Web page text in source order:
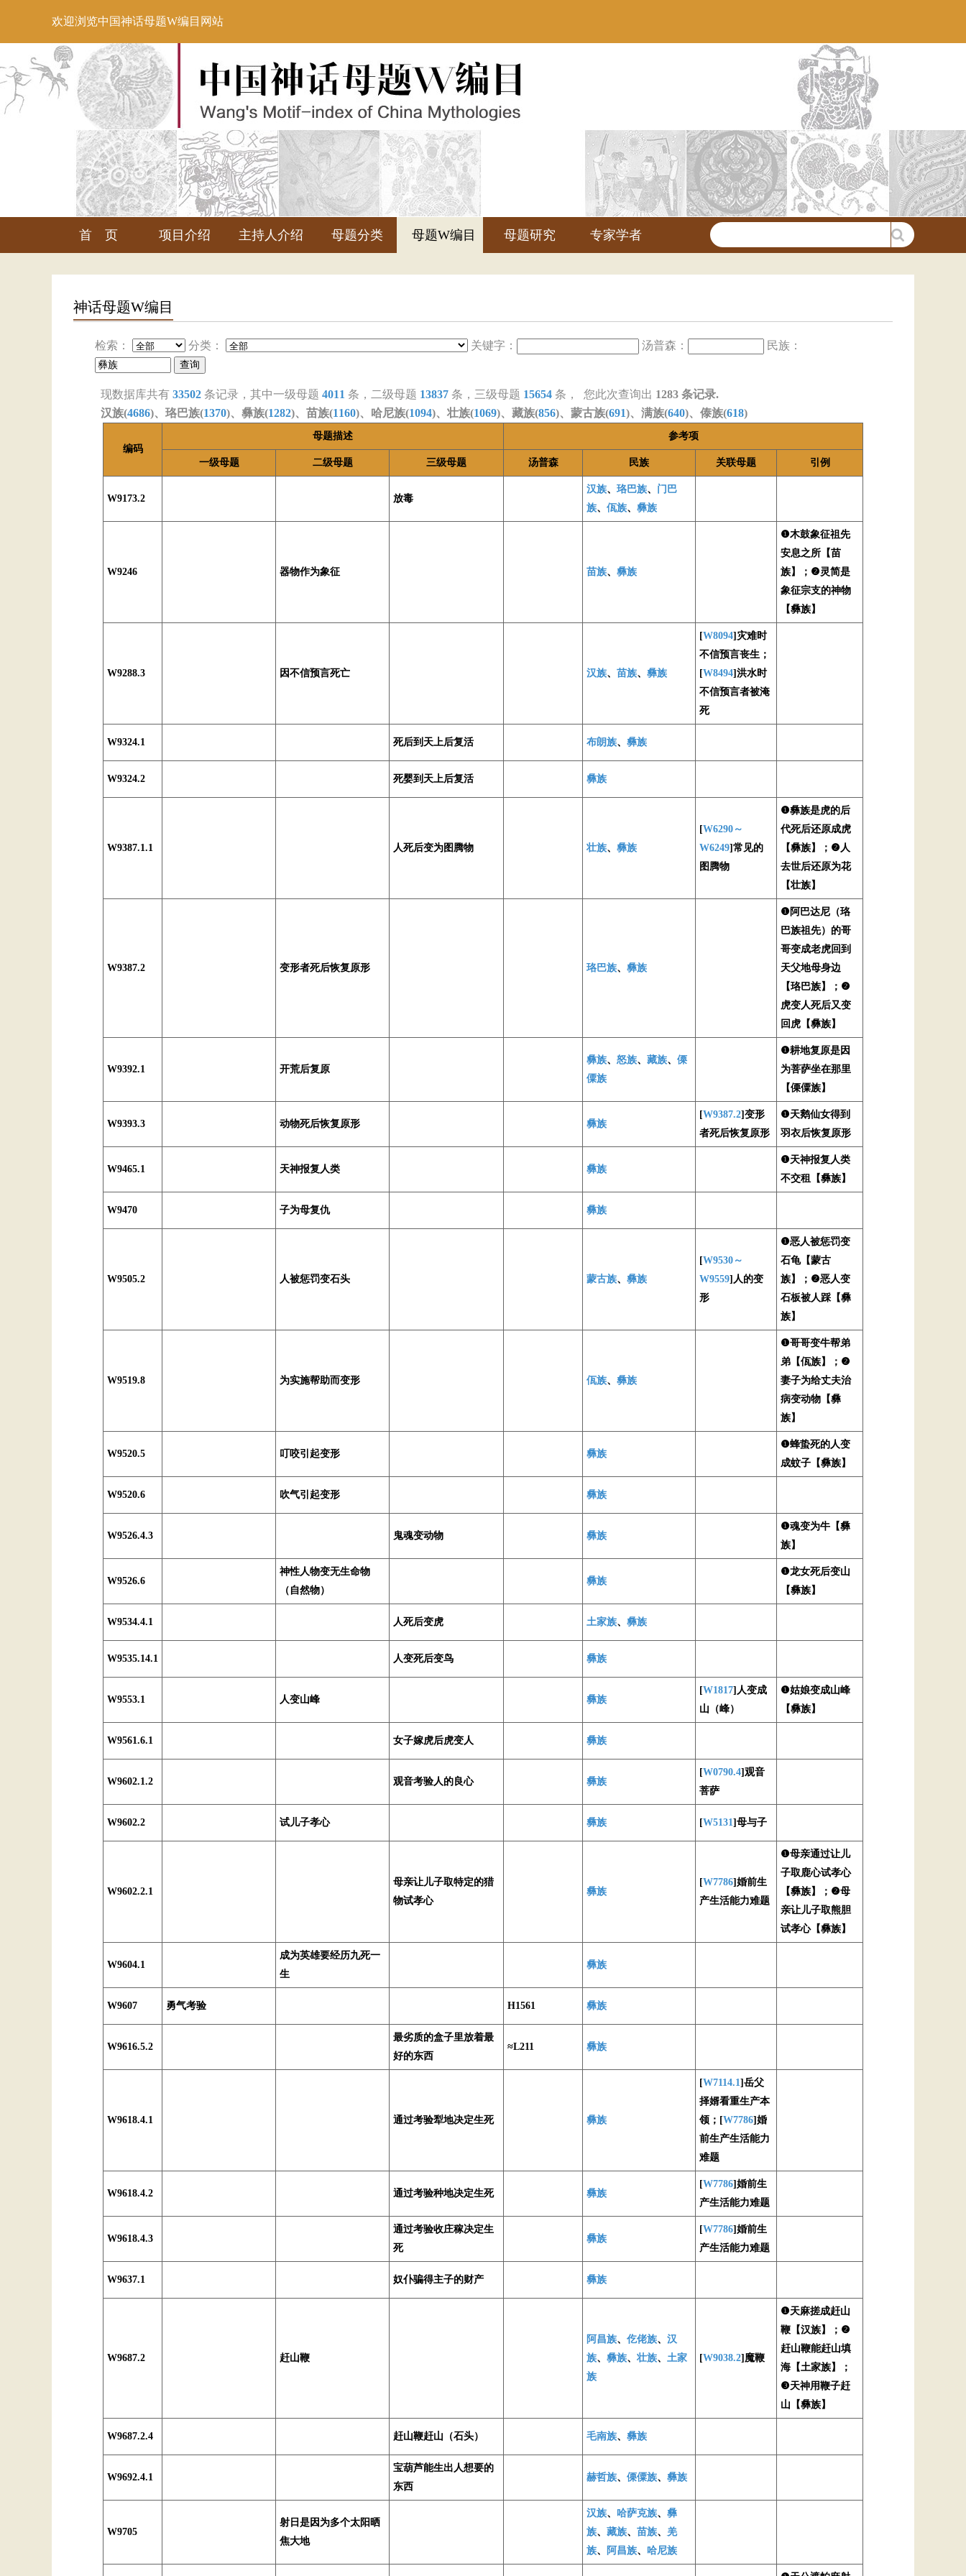
欢迎浏览中国神话母题W编目网站
首 页 项目介绍 主持人介绍 母题分类 母题W编目 母题研究 专家学者
神话母题W编目
检索： 分类： 关键字： 汤普森： 民族：
现数据库共有 33502 条记录，其中一级母题 4011 条，二级母题 13837 条，三级母题 15654 条， 您此次查询出 1283 条记录.
汉族(4686)、珞巴族(1370)、彝族(1282)、苗族(1160)、哈尼族(1094)、壮族(1069)、藏族(856)、蒙古族(691)、满族(640)、傣族(618)
编码
母题描述 参考项
一级母题 二级母题 三级母题 汤普森 民族 关联母题 引例
W9173.2 放毒
汉族、 珞巴族、 门巴
族、 佤族、 彝族
W9246 器物作为象征 苗族、 彝族
❶木鼓象征祖先
安息之所【苗
族】；❷灵简是
象征宗支的神物
【彝族】
W9288.3 因不信预言死亡 汉族、 苗族、 彝族
[W8094]灾难时
不信预言丧生；
[W8494]洪水时
不信预言者被淹
死
W9324.1 死后到天上后复活 布朗族、 彝族
W9324.2 死婴到天上后复活 彝族
W9387.1.1 人死后变为图腾物 壮族、 彝族
[W6290～
W6249]常见的
图腾物
❶彝族是虎的后
代死后还原成虎
【彝族】；❷人
去世后还原为花
【壮族】
W9387.2 变形者死后恢复原形 珞巴族、 彝族
❶阿巴达尼（珞
巴族祖先）的哥
哥变成老虎回到
天父地母身边
【珞巴族】；❷
虎变人死后又变
回虎【彝族】
W9392.1 开荒后复原
彝族、 怒族、 藏族、 傈
僳族
❶耕地复原是因
为菩萨坐在那里
【傈僳族】
W9393.3 动物死后恢复原形 彝族
[W9387.2]变形
者死后恢复原形
❶天鹅仙女得到
羽衣后恢复原形
W9465.1 天神报复人类 彝族
❶天神报复人类
不交租【彝族】
W9470 子为母复仇 彝族
W9505.2 人被惩罚变石头 蒙古族、 彝族
[W9530～
W9559]人的变
形
❶恶人被惩罚变
石龟【蒙古
族】；❷恶人变
石板被人踩【彝
族】
W9519.8 为实施帮助而变形 佤族、 彝族
❶哥哥变牛帮弟
弟【佤族】；❷
妻子为给丈夫治
病变动物【彝
族】
W9520.5 叮咬引起变形 彝族
❶蜂蛰死的人变
成蚊子【彝族】
W9520.6 吹气引起变形 彝族
W9526.4.3 鬼魂变动物 彝族
❶魂变为牛【彝
族】
W9526.6
神性人物变无生命物
（自然物）
彝族
❶龙女死后变山
【彝族】
W9534.4.1 人死后变虎 土家族、 彝族
W9535.14.1 人变死后变鸟 彝族
W9553.1 人变山峰 彝族
[W1817]人变成
山（峰）
❶姑娘变成山峰
【彝族】
W9561.6.1 女子嫁虎后虎变人 彝族
W9602.1.2 观音考验人的良心 彝族
[W0790.4]观音
菩萨
W9602.2 试儿子孝心 彝族 [W5131]母与子
W9602.2.1
母亲让儿子取特定的猎
物试孝心
彝族
[W7786]婚前生
产生活能力难题
❶母亲通过让儿
子取鹿心试孝心
【彝族】；❷母
亲让儿子取熊胆
试孝心【彝族】
W9604.1
成为英雄要经历九死一
生
彝族
W9607 勇气考验 H1561 彝族
W9616.5.2
最劣质的盒子里放着最
好的东西
≈L211 彝族
W9618.4.1 通过考验犁地决定生死 彝族
[W7114.1]岳父
择婿看重生产本
领；[W7786]婚
前生产生活能力
难题
W9618.4.2 通过考验种地决定生死 彝族
[W7786]婚前生
产生活能力难题
W9618.4.3
通过考验收庄稼决定生
死
彝族
[W7786]婚前生
产生活能力难题
W9637.1 奴仆骗得主子的财产 彝族
W9687.2 赶山鞭
阿昌族、 仡佬族、 汉
族、 彝族、 壮族、 土家
族
[W9038.2]魔鞭
❶天麻搓成赶山
鞭【汉族】；❷
赶山鞭能赶山填
海【土家族】；
❸天神用鞭子赶
山【彝族】
W9687.2.4 赶山鞭赶山（石头） 毛南族、 彝族
W9692.4.1
宝葫芦能生出人想要的
东西
赫哲族、 傈僳族、 彝族
W9705
射日是因为多个太阳晒
焦大地
汉族、 哈萨克族、 彝
族、 藏族、 苗族、 羌
族、 阿昌族、 哈尼族